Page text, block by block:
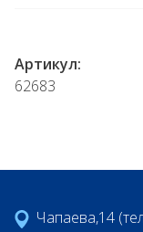
Артикул:
62683
Чапаева,14